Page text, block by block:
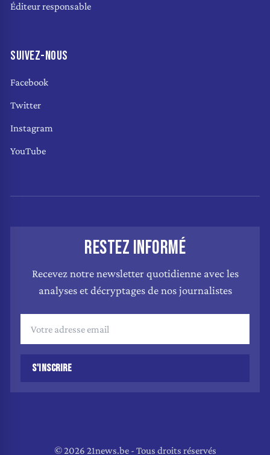
Éditeur responsable
SUIVEZ-NOUS
Facebook
Twitter
Instagram
YouTube
RESTEZ INFORMÉ
Recevez notre newsletter quotidienne avec les
analyses et décryptages de nos journalistes
S'INSCRIRE
© 2026 21news.be - Tous droits réservés